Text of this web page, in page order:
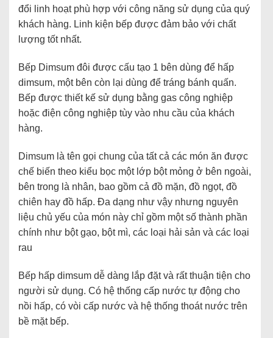
đổi linh hoạt phù hợp với công năng sử dụng của quý
khách hàng. Linh kiện bếp được đảm bảo với chất
lượng tốt nhất.
Bếp Dimsum đôi được cấu tạo 1 bên dùng để hấp
dimsum, một bên còn lại dùng để tráng bánh quấn.
Bếp được thiết kế sử dụng bằng gas công nghiệp
hoặc điện công nghiệp tùy vào nhu cầu của khách
hàng.
Dimsum là tên gọi chung của tất cả các món ăn được
chế biến theo kiểu bọc một lớp bột mỏng ở bên ngoài,
bên trong là nhân, bao gồm cả đồ mặn, đồ ngọt, đồ
chiên hay đồ hấp. Đa dạng như vậy nhưng nguyên
liệu chủ yếu của món này chỉ gồm một số thành phần
chính như bột gạo, bột mì, các loại hải sản và các loại
rau
Bếp hấp dimsum dễ dàng lắp đặt và rất thuận tiện cho
người sử dụng. Có hệ thống cấp nước tự động cho
nồi hấp, có vòi cấp nước và hệ thống thoát nước trên
bề mặt bếp.